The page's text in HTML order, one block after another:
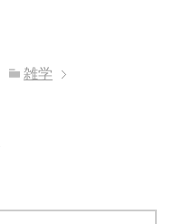
雑学